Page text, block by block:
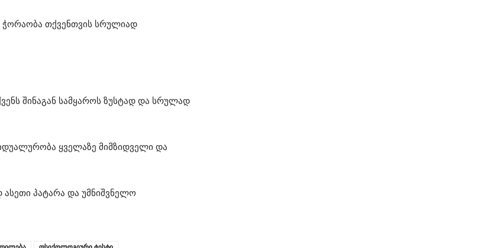
ჭორაობა თქვენთვის სრულიად
შინაგან სამყაროს ზუსტად და სრულად
ყველაზე მიმზიდველი და
პატარა და უმნიშვნელო